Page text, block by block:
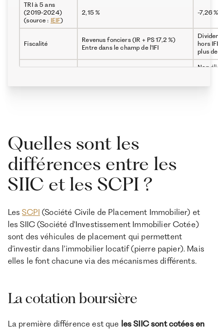
TRI à 5 ans
(2019-2024)
(source : IEIF)
2,15 % -7,26 %
Fiscalité
Revenus fonciers (IR + PS 17,2 %)
Entre dans le champ de l'IFI
hors
plus
Non
Profil
d'investisseur
Prudent ou équilibré, qui recherche
des revenus réguliers et peu de
Quelles sont les
différences entre les
SIIC et les SCPI ?
LesSCPI (Société Civile de Placement Immobilier) et
les SIIC (Société d'Investissement Immobilier Cotée)
sont des véhicules de placement qui permettent
d’investir dans l’immobilier locatif (pierre papier). Mais
elles le font chacune via des mécanismes différents.
La cotation boursière
La première différence est que les SIIC sont cotées en